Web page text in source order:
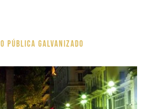
pública galvanizado